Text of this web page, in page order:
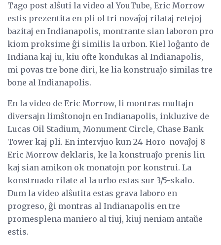
Tago post alŝuti la video al YouTube, Eric Morrow
estis prezentita en pli ol tri novaĵoj rilataj retejoj
bazitaj en Indianapolis, montrante sian laboron pro
kiom proksime ĝi similis la urbon. Kiel loĝanto de
Indiana kaj iu, kiu ofte kondukas al Indianapolis,
mi povas tre bone diri, ke lia konstruaĵo similas tre
bone al Indianapolis.
En la video de Eric Morrow, li montras multajn
diversajn limŝtonojn en Indianapolis, inkluzive de
Lucas Oil Stadium, Monument Circle, Chase Bank
Tower kaj pli. En intervjuo kun 24-Horo-novaĵoj 8
Eric Morrow deklaris, ke la konstruaĵo prenis lin
kaj sian amikon ok monatojn por konstrui. La
konstruado rilate al la urbo estas sur 3/5-skalo.
Dum la video alŝutita estas grava laboro en
progreso, ĝi montras al Indianapolis en tre
promesplena maniero al tiuj, kiuj neniam antaŭe
estis.